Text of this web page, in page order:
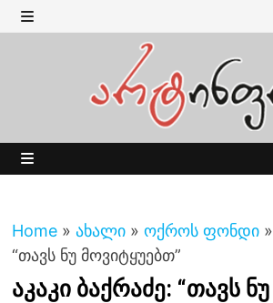
Skip
to MENU
Home » ახალი » ოქროს ფონდი »
“თავს ნუ მოვიტყუებთ”
აკაკი ბაქრაძე: “თავს ნუ